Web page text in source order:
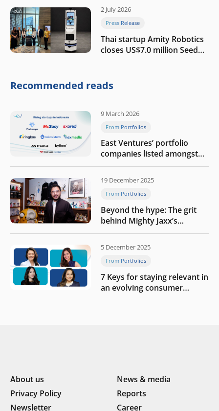
2 July 2026
Press Release
Thai startup Amity Robotics
closes US$7.0 million Seed
company
Recommended reads
9 March 2026
From Portfolios
East Ventures’ portfolio
companies listed amongst
Tech in Asia’s 50 rising
startups in Indonesia
19 December 2025
From Portfolios
Beyond the hype: The grit
behind Mighty Jaxx’s
blueprint of profitability
5 December 2025
From Portfolios
7 Keys for staying relevant in
an evolving consumer
About us
News & media
Privacy Policy
Reports
Newsletter
Career